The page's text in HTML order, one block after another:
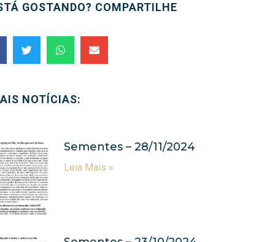
GOSTANDO? COMPARTILHE
NOTÍCIAS:
Sementes – 28/11/2024
Leia Mais »